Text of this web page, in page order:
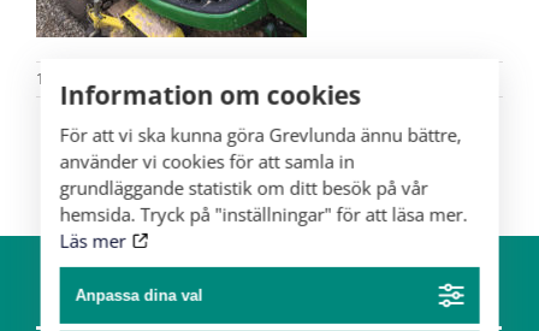
10/04
Om gården
Information om cookies
För att vi ska kunna göra Grevlunda ännu bättre,
använder vi cookies för att samla in
grundläggande statistik om ditt besök på vår
hemsida. Tryck på "inställningar" för att läsa mer.
Läs mer
Anpassa dina val